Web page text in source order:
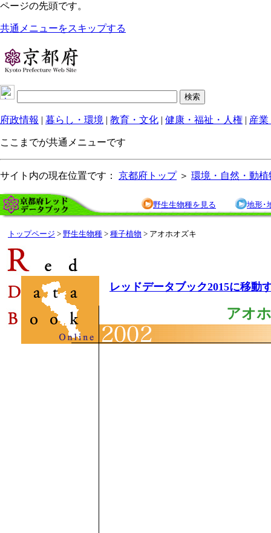
ページの先頭です。
共通メニューをスキップする
府政情報 | 暮らし・環境 | 教育・文化 | 健康・福祉・人権 | 産業
ここまでが共通メニューです
サイト内の現在位置です： 京都府トップ＞ 環境・自然・動植
野生生物種を見る 地形･
トップページ > 野生生物種 > 種子植物 > アオホオズキ
レッドデータブック2015に移動
アオ